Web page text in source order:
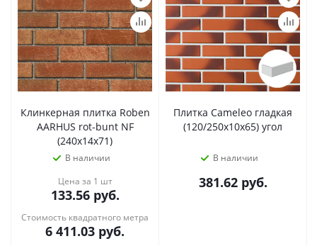
Клинкерная плитка Roben
AARHUS rot-bunt NF
(240x14x71)
В наличии
Цена за 1 шт
133.56руб.
Стоимость квадратного метра
6 411.03 руб.
Плитка Cameleo гладкая
(120/250х10х65) угол
В наличии
381.62руб.